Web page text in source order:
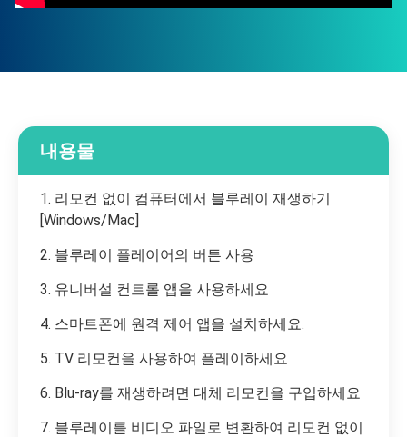
내용물
1. 리모컨 없이 컴퓨터에서 블루레이 재생하기
[Windows/Mac]
2. 블루레이 플레이어의 버튼 사용
3. 유니버설 컨트롤 앱을 사용하세요
4. 스마트폰에 원격 제어 앱을 설치하세요.
5. TV 리모컨을 사용하여 플레이하세요
6. Blu-ray를 재생하려면 대체 리모컨을 구입하세요
7. 블루레이를 비디오 파일로 변환하여 리모컨 없이